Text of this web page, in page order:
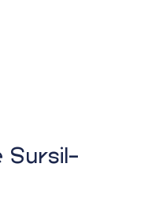
Sursil-